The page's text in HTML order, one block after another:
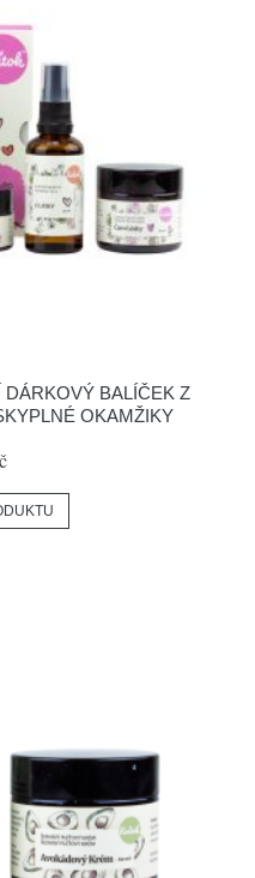
BALÍČEK Z
OKAMŽIKY